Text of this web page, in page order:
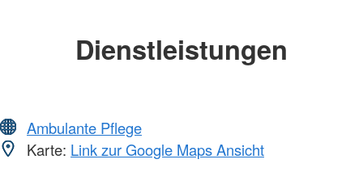
Dienstleistungen
Ambulante Pflege
Karte: Link zur Google Maps Ansicht